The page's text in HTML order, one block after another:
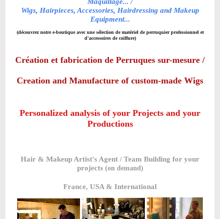
Wigs, Hairpieces, Accessories, Hairdressing and Makeup
Equipment...
(découvrez notre e-boutique avec une sélection de matériel de perruquier professionnel et
d'accessoires de coiffure)
Création et fabrication de Perruques sur-mesure /
Creation and Manufacture of custom-made Wigs
Personalized analysis of your Projects and your
Productions
Hair & Makeup Artist's Agent / Team Building for your
projects (on demand)
France, USA & International